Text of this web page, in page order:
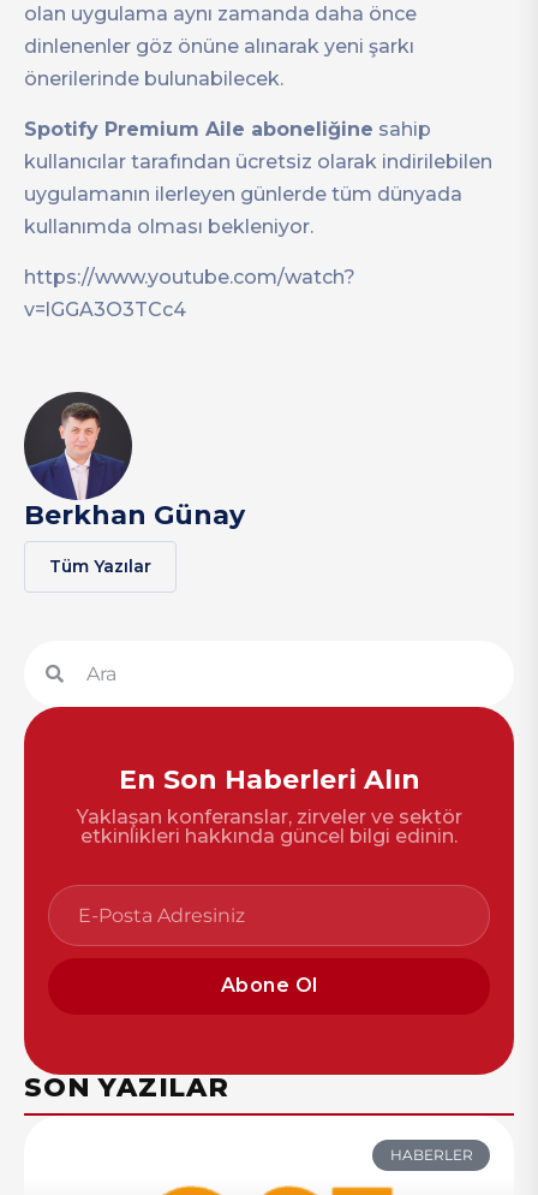
olan uygulama aynı zamanda daha önce
dinlenenler göz önüne alınarak yeni şarkı
önerilerinde bulunabilecek.
Spotify Premium Aile aboneliğine sahip
kullanıcılar tarafından ücretsiz olarak indirilebilen
uygulamanın ilerleyen günlerde tüm dünyada
kullanımda olması bekleniyor.
https://www.youtube.com/watch?
v=lGGA3O3TCc4
Berkhan Günay
Tüm Yazılar
En Son Haberleri Alın
Yaklaşan konferanslar, zirveler ve sektör
etkinlikleri hakkında güncel bilgi edinin.
Abone Ol
SON YAZILAR
HABERLER